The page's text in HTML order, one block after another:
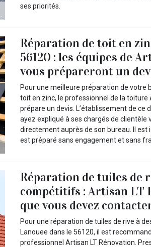
ses priorités.
Réparation de toit en
56120 : les équipes de
vous prépareront un
Pour une meilleure préparation de votre
toit en zinc, le professionnel de la toiture
prépare un devis. L’établissement de ce
ayez expliqué à ses chargés de clientèle
directement auprès de son bureau. Il est
est préparé sans engagement et sans
Réparation de tuiles de
compétitifs : Artisan LT
que vous devez
Pour une réparation de tuiles de rive à
Lanouee dans le 56120, il est
professionnel Artisan LT Rénovation.